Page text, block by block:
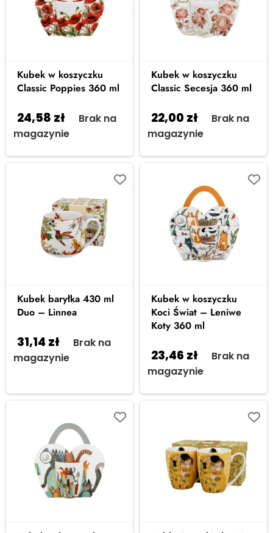
Kubek w koszyczku
Classic Poppies 360 ml
24,58 zł
Brak na
magazynie
Kubek w koszyczku
Classic Secesja 360 ml
22,00 zł
Brak na
magazynie
Kubek baryłka 430 ml
Duo – Linnea
31,14 zł
Brak na
magazynie
Kubek w koszyczku
Koci Świat – Leniwe
Koty 360 ml
23,46 zł
Brak na
magazynie